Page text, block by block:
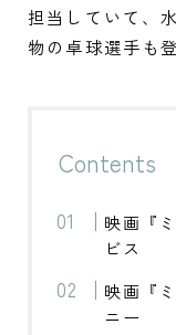
担当していて、
物の卓球選手も
Contents
映画『
ビス
映画『
ニー